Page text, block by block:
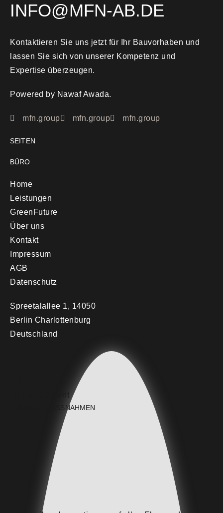
INFO@MFN-AB.DE
Kontaktieren Sie uns jetzt für Ihr Bauvorhaben und
lassen Sie sich von unserer Kompetenz und
Expertise überzeugen.
Powered by Nawaf Awada.
mfn.group mfn.group mfn.group
SEITEN
BÜRO
Home
Leistungen
GreenFuture
Über uns
Kontakt
Impressum
AGB
Datenschutz
Spreetalallee 1, 14050
Berlin Charlottenburg
Deutschland
Edit Content
UMWELTMASSNAHMEN